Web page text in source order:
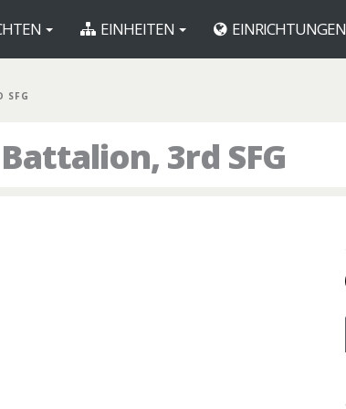
EINHEITEN EINRICHTUNGEN
SFG
3rd SFG